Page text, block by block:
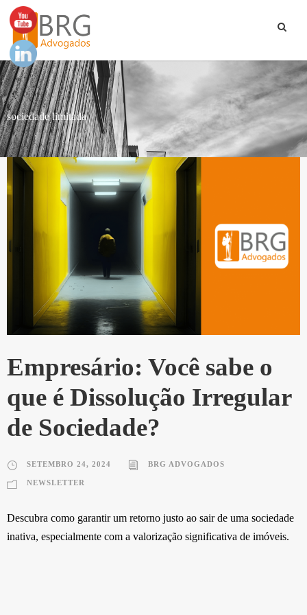
sociedade limitada
Empresário: Você sabe o
que é Dissolução Irregular
de Sociedade?
SETEMBRO 24, 2024 BRG ADVOGADOS
NEWSLETTER
Descubra como garantir um retorno justo ao sair de uma sociedade
inativa, especialmente com a valorização significativa de imóveis.